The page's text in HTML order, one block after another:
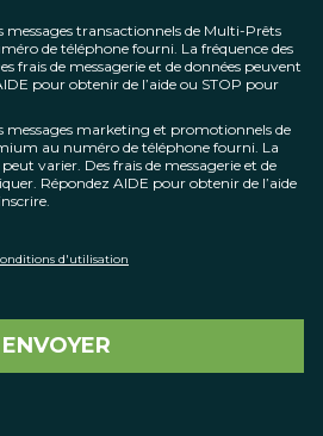
messages transactionnels de Multi-Prêts
de téléphone fourni. La fréquence des
frais de messagerie et de données peuvent
pour obtenir de l’aide ou STOP pour
messages marketing et promotionnels de
au numéro de téléphone fourni. La
varier. Des frais de messagerie et de
Répondez AIDE pour obtenir de l’aide
d'utilisation
ENVOYER